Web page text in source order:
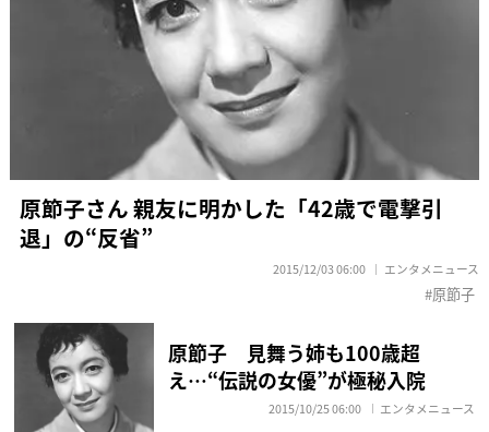
原節子さん 親友に明かした「42歳で電撃引
退」の“反省”
2015/12/03 06:00 エンタメニュース
原節子
原節子 見舞う姉も100歳超
え…“伝説の女優”が極秘入院
2015/10/25 06:00 エンタメニュース